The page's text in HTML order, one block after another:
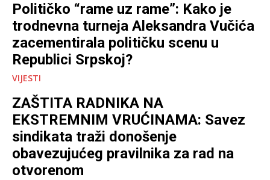
Političko “rame uz rame”: Kako je
trodnevna turneja Aleksandra Vučića
zacementirala političku scenu u
Republici Srpskoj?
VIJESTI
ZAŠTITA RADNIKA NA
EKSTREMNIM VRUĆINAMA: Savez
sindikata traži donošenje
obavezujućeg pravilnika za rad na
otvorenom